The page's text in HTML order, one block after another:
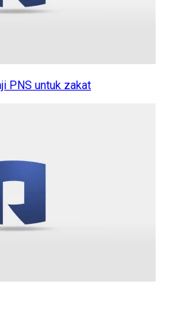
PNS untuk zakat